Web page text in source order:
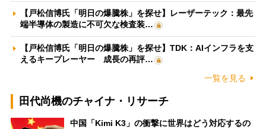
【戸松信博氏「明日の爆騰株」を探せ】レーザーテック：最先
端半導体の製造に不可欠な検査装…
【戸松信博氏「明日の爆騰株」を探せ】TDK：AIインフラを支
えるキープレーヤー 成長の再評…
一覧を見る
田代尚機のチャイナ・リサーチ
中国「Kimi K3」の衝撃に世界はどう対応するの